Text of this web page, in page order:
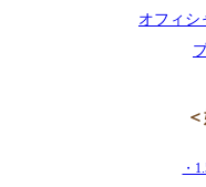
オフィシ
・